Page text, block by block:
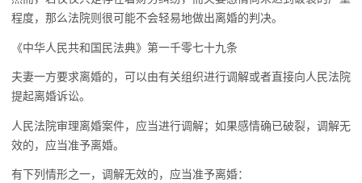
程度，那么法院则很可能不会轻易地做出离婚的判决。
《中华人民共和国民法典》第一千零七十九条
夫妻一方要求离婚的，可以由有关组织进行调解或者直接向人民法院
提起离婚诉讼。
人民法院审理离婚案件，应当进行调解；如果感情确已破裂，调解无
效的，应当准予离婚。
有下列情形之一，调解无效的，应当准予离婚：